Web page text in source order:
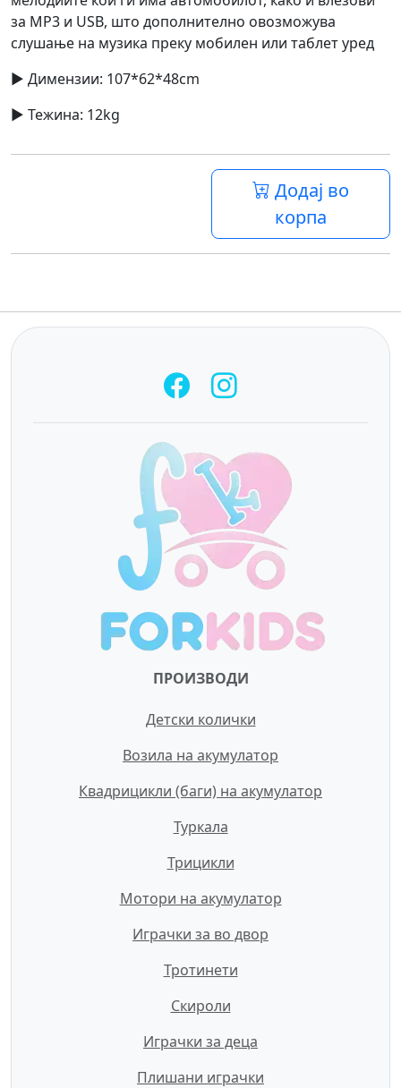
за MP3 и USB, што дополнително овозможува
слушање на музика преку мобилен или таблет уред
► Димензии: 107*62*48cm
► Тежина: 12kg
Додај во
корпа
ПРОИЗВОДИ
Детски колички
Возила на акумулатор
Квадрицикли (баги) на акумулатор
Туркала
Трицикли
Мотори на акумулатор
Играчки за во двор
Тротинети
Скироли
Играчки за деца
Плишани играчки